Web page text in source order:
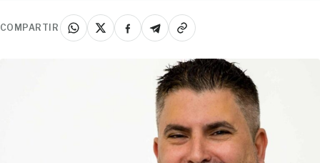
COMPARTIR